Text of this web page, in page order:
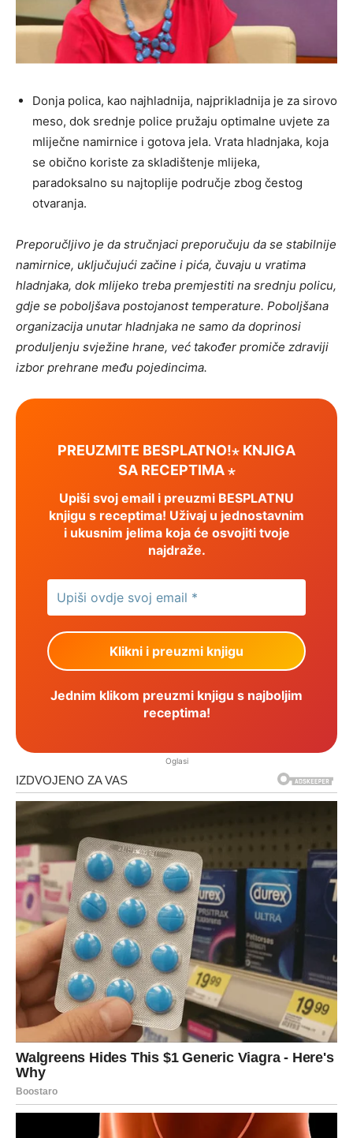
Donja polica, kao najhladnija, najprikladnija je za sirovo
meso, dok srednje police pružaju optimalne uvjete za
mliječne namirnice i gotova jela. Vrata hladnjaka, koja
se obično koriste za skladištenje mlijeka,
paradoksalno su najtoplije područje zbog čestog
otvaranja.
Preporučljivo je da stručnjaci preporučuju da se stabilnije
namirnice, uključujući začine i pića, čuvaju u vratima
hladnjaka, dok mlijeko treba premjestiti na srednju policu,
gdje se poboljšava postojanost temperature. Poboljšana
organizacija unutar hladnjaka ne samo da doprinosi
produljenju svježine hrane, već također promiče zdraviji
izbor prehrane među pojedincima.
PREUZMITE BESPLATNO!⋆ KNJIGA
SA RECEPTIMA ⋆
Upiši svoj email i preuzmi BESPLATNU
knjigu s receptima! Uživaj u jednostavnim
i ukusnim jelima koja će osvojiti tvoje
najdraže.
Jednim klikom preuzmi knjigu s najboljim
receptima!
Oglasi